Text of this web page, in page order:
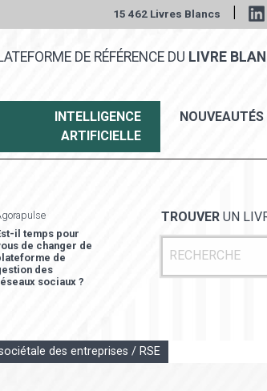
15 462 Livres Blancs |
DE RÉFÉRENCE DU LIVRE
INTELLIGENCE
ARTIFICIELLE
NOUVEAUTÉS
il temps pour
de changer de
de
des
sociaux ?
TROUVER UN
des entreprises / RSE